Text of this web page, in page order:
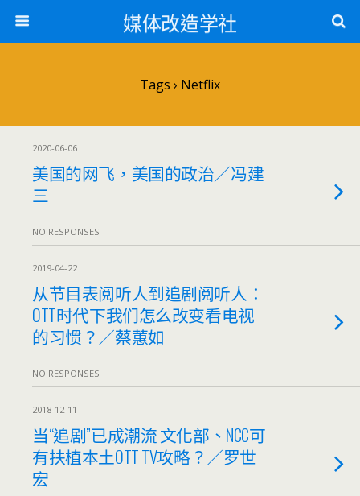
媒体改造学社
Tags › Netflix
2020-06-06
美国的网飞，美国的政治／冯建
三
NO RESPONSES
2019-04-22
从节目表阅听人到追剧阅听人：
OTT时代下我们怎么改变看电视
的习惯？／蔡蕙如
NO RESPONSES
2018-12-11
当“追剧”已成潮流 文化部、NCC可
有扶植本土OTT TV攻略？／罗世
宏